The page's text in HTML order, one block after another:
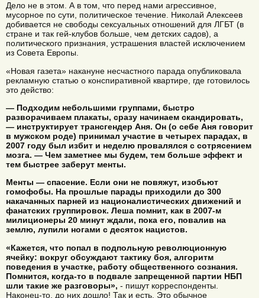
Дело не в этом. А в том, что перед нами агрессивное,
мусорное по сути, политическое течение. Николай Алексеев
добивается не свободы сексуальных отношений для ЛГБТ (в
стране и так гей-клубов больше, чем детских садов), а
политического признания, устрашения властей исключением
из Совета Европы.
«Новая газета» накануне несчастного парада опубликовала
рекламную статью о конспиративной квартире, где готовилось
это действо:
— Подходим небольшими группами, быстро
разворачиваем плакаты, сразу начинаем скандировать,
— инструктирует трансгендер Аня. Он (о себе Аня говорит
в мужском роде) принимал участие в четырех парадах, в
2007 году был избит и неделю провалялся с сотрясением
мозга. — Чем заметнее мы будем, тем больше эффект и
тем быстрее заберут менты.
Менты — спасение. Если они не повяжут, изобьют
гомофобы. На прошлые парады приходили до 300
накачанных парней из националистических движений и
фанатских группировок. Леша помнит, как в 2007-м
милиционеры 20 минут ждали, пока его, повалив на
землю, лупили ногами с десяток нацистов.
«Кажется, что попал в подпольную революционную
ячейку: вокруг обсуждают тактику боя, алгоритм
поведения в участке, работу общественного сознания.
Помнится, когда-то в подвале запрещенной партии НБП
шли такие же разговоры», - пишут корреспонденты.
Наконец-то, до них дошло! Так и есть. Это обычное